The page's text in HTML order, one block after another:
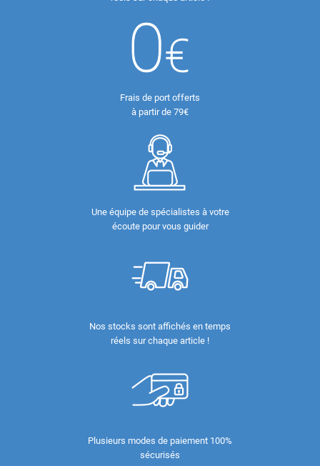
Frais de port offerts
à partir de 79€
Une équipe de spécialistes à votre
écoute pour vous guider
Nos stocks sont affichés en temps
réels sur chaque article !
Plusieurs modes de paiement 100%
sécurisés